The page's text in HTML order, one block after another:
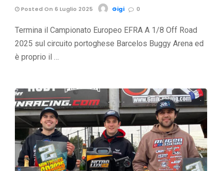
Posted On 6 Luglio 2025 Gigi 0
Termina il Campionato Europeo EFRA A 1/8 Off Road
2025 sul circuito portoghese Barcelos Buggy Arena ed
è proprio il …